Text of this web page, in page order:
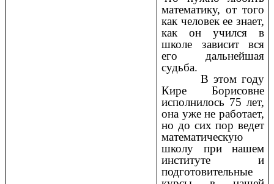
математику, от того
как человек ее знает,
как он учился в
школе зависит вся
его дальнейшая
судьба.
В этом году
Кире Борисовне
исполнилось 75 лет,
она уже не работает,
но до сих пор ведет
математическую
школу при нашем
институте и
подготовительные